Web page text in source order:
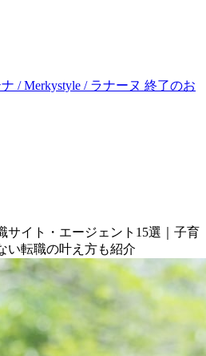
ナ / Merkystyle / ラナーヌ 終了のお
サイト・エージェント15選｜子育
い転職の叶え方も紹介